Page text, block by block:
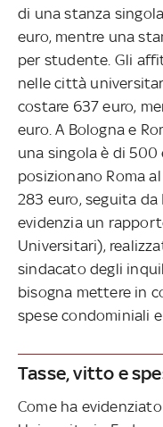
di una stanza
euro, mentre una
per studente. Gli
nelle città
costare 637 euro,
euro. A Bologna e
una singola è di 500
posizionano Roma
283 euro, seguita da
evidenzia un
Universitari),
sindacato degli
bisogna mettere in
spese condominiali
Tasse, vitto e
Come ha